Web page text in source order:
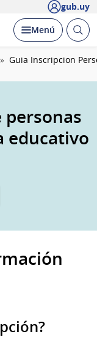
gub.uy
Desplegar
Menú Abrir
Guia Inscripcion
personas
educativo